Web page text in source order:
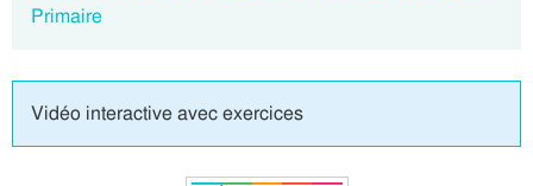
Primaire
Vidéo interactive avec exercices